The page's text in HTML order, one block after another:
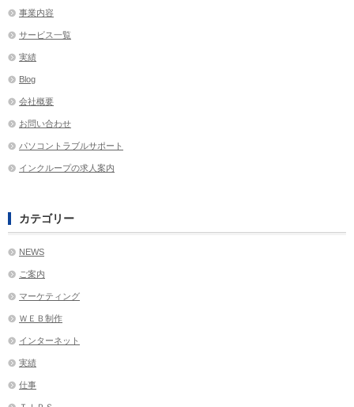
事業内容
サービス一覧
実績
Blog
会社概要
お問い合わせ
パソコントラブルサポート
インクループの求人案内
カテゴリー
NEWS
ご案内
マーケティング
ＷＥＢ制作
インターネット
実績
仕事